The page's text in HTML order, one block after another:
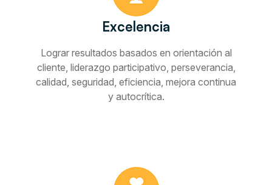
Excelencia
Lograr resultados basados en orientación al
cliente, liderazgo participativo, perseverancia,
calidad, seguridad, eficiencia, mejora continua
y autocrí­tica.